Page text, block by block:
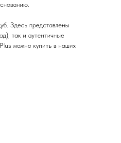
Здесь представлены
так и аутентичные
можно купить в наших